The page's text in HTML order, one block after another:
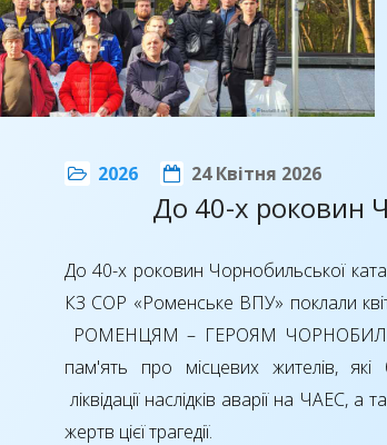
відновлювальних джерел
монтажників санітарно-технічних
Ecosoft, Grundfos, TECE, Wavin та ін.
2026 24 Квітня 2026
До 40-х роковин
До 40-х роковин Чорнобильської
КЗ СОР «Роменське ВПУ» поклали
РОМЕНЦЯМ – ГЕРОЯМ ЧОРНОБИЛЯ
пам'ять про місцевих жителів,
ліквідації наслідків аварії на ЧАЕС,
жертв цієї трагедії.